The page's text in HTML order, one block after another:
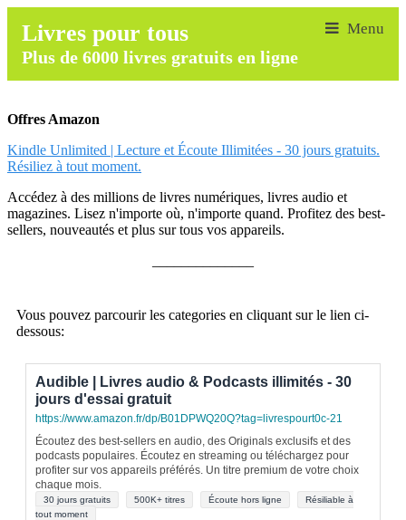
Livres pour tous
Plus de 6000 livres gratuits en ligne
Offres Amazon
Kindle Unlimited | Lecture et Écoute Illimitées - 30 jours gratuits.
Résiliez à tout moment.
Accédez à des millions de livres numériques, livres audio et
magazines. Lisez n'importe où, n'importe quand. Profitez des best-
sellers, nouveautés et plus sur tous vos appareils.
Vous pouvez parcourir les categories en cliquant sur le lien ci-
dessous:
Audible | Livres audio & Podcasts illimités - 30
jours d'essai gratuit
https://www.amazon.fr/dp/B01DPWQ20Q?tag=livrespourt0c-21
Écoutez des best-sellers en audio, des Originals exclusifs et des
podcasts populaires. Écoutez en streaming ou téléchargez pour
profiter sur vos appareils préférés. Un titre premium de votre choix
chaque mois.
30 jours gratuits 500K+ titres Écoute hors ligne
Résiliable à
tout moment